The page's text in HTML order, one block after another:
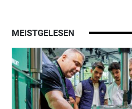
MEISTGELESEN